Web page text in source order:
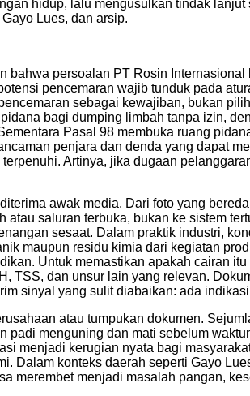
hidup, lalu mengusulkan tindak
Lues, dan arsip.
bahwa persoalan PT Rosin
pencemaran wajib tunduk pada
sebagai kewajiban, bukan
bagi dumping limbah tanpa izin,
Pasal 98 membuka ruang
penjara dan denda yang dapat
Artinya, jika dugaan
awak media. Dari foto yang
saluran terbuka, bukan ke sistem
sesaat. Dalam praktik industri,
maupun residu kimia dari kegiatan
Untuk memastikan apakah cairan
TSS, dan unsur lain yang relevan.
sinyal yang sulit diabaikan: ada
atau tumpukan dokumen.
padi menguning dan mati sebelum
menjadi kerugian nyata bagi
Dalam konteks daerah seperti Gayo
merembet menjadi masalah pangan,